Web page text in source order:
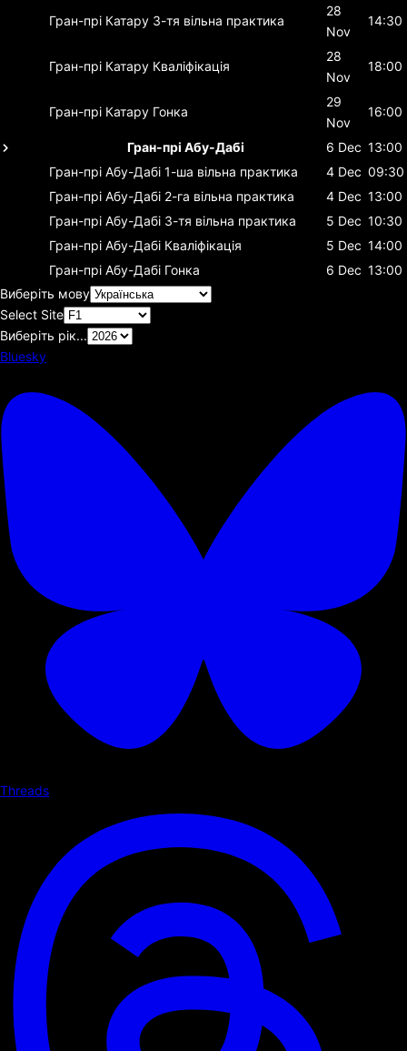
Гран-прі Катару 3-тя вільна практика
28
Nov
14:30
Гран-прі Катару Кваліфікація
28
Nov
18:00
Гран-прі Катару Гонка
29
Nov
16:00
Гран-прі Абу-Дабі 6 Dec 13:00
Гран-прі Абу-Дабі 1-ша вільна практика 4 Dec 09:30
Гран-прі Абу-Дабі 2-га вільна практика 4 Dec 13:00
Гран-прі Абу-Дабі 3-тя вільна практика 5 Dec 10:30
Гран-прі Абу-Дабі Кваліфікація 5 Dec 14:00
Гран-прі Абу-Дабі Гонка 6 Dec 13:00
Виберіть мову
Select Site
Виберіть рік...
Bluesky
Threads